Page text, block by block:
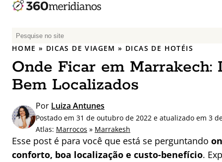
P
e
q
u
i
a
r
p
o
HOME » DICAS DE VIAGEM » DICAS DE HOTÉIS
Onde Ficar em Marrakech:
Bem Localizados
Por Luiza Antunes
Postado em 31 de outubro de 2022 e atualizado em 3
Atlas: Marrocos » Marrakesh
Esse post é para você que está se perguntando
conforto, boa localização e custo-benefício.